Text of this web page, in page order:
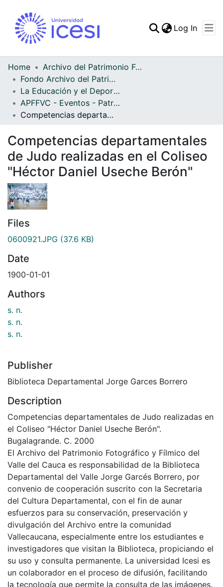
Log In
Home
Archivo del Patrimonio Fotográfico y Fílmico del Valle del Cauca
Fondo Archivo del Patrimonio Fotográfico y Fílmico del Valle del Cauca
La Educación y el Deporte
APFFVC - Eventos - Patrimonial
Competencias departamentales de Judo realizadas en el Coliseo "Héctor Daniel Useche Berón"
Competencias departamentales
de Judo realizadas en el Coliseo
"Héctor Daniel Useche Berón"
Files
0600921.JPG (37.6 KB)
Date
1900-01-01
Authors
s. n.
s. n.
s. n.
Publisher
Biblioteca Departamental Jorge Garces Borrero
Description
Competencias departamentales de Judo realizadas en
el Coliseo "Héctor Daniel Useche Berón".
Bugalagrande. C. 2000
El Archivo del Patrimonio Fotográfico y Fílmico del
Valle del Cauca es responsabilidad de la Biblioteca
Departamental del Valle Jorge Garcés Borrero, por
convenio de cooperación suscrito con la Secretaria
del Cultura Departamental, con el fin de aunar
esfuerzos para su conservación, preservación y
divulgación del Archivo entre la comunidad
Vallecaucana, especialmente entre los estudiantes e
investigadores que visitan la Biblioteca, propiciando el
su uso y consulta permanente. La universidad Icesi es
un colaborador en el proceso de difusión, facilitando
la tecnología que permite la consulta de las imágenes.